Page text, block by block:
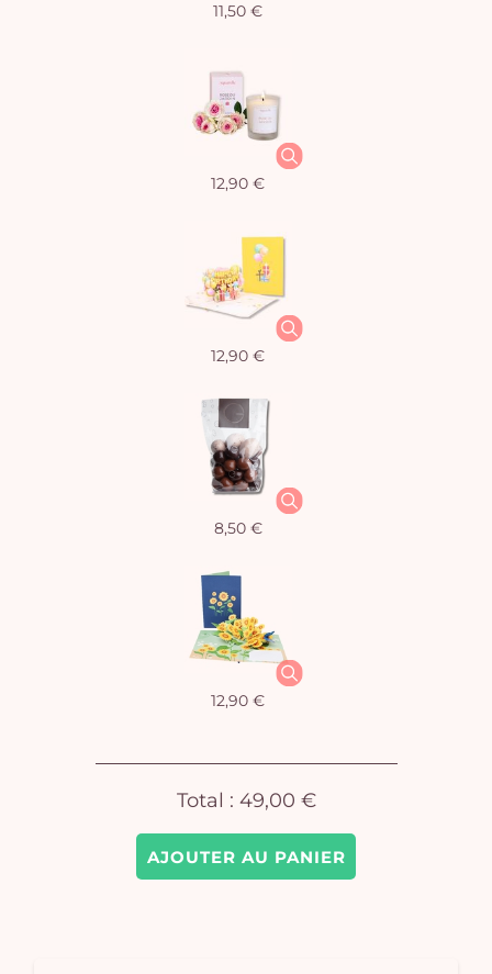
AJOUTER AU PANIER
11,50 €
12,90 €
12,90 €
8,50 €
12,90 €
Total : 49,00 €